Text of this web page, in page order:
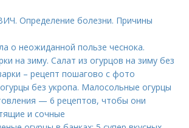
Определение болезни. Причины
о неожиданной пользе чеснока.
на зиму. Салат из огурцов на зиму без
– рецепт пошагово с фото
без укропа. Малосольные огурцы
— 6 рецептов, чтобы они
и сочные